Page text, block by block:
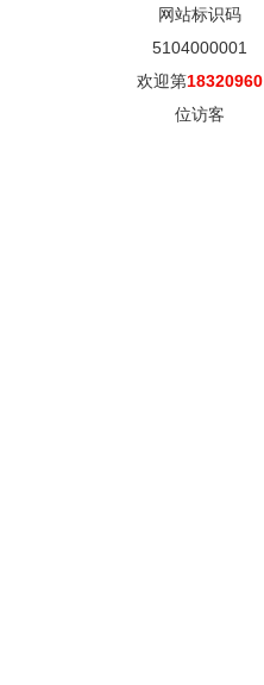
网站标识码
5104000001
欢迎第18320960
位访客